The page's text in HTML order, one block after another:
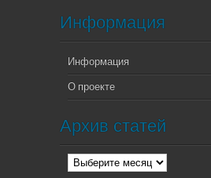
Информация
Информация
О проекте
Архив статей
Архив
статей